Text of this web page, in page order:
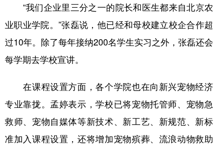
“我们企业里三分之一的院长和医生都来自北京农
业职业学院。”张磊说，他已经和母校建立校企合作超
过10年。除了每年接纳200名学生实习之外，张磊还会
每学期去学校宣讲。
在课程设置方面，各个学院也在向新兴宠物经济
专业靠拢。孟婷表示，学校已将宠物托管师、宠物急
救师、宠物自媒体等新技术、新工艺、新规范、新标
准加入课程设置，还将增加宠物殡葬、流浪动物救助